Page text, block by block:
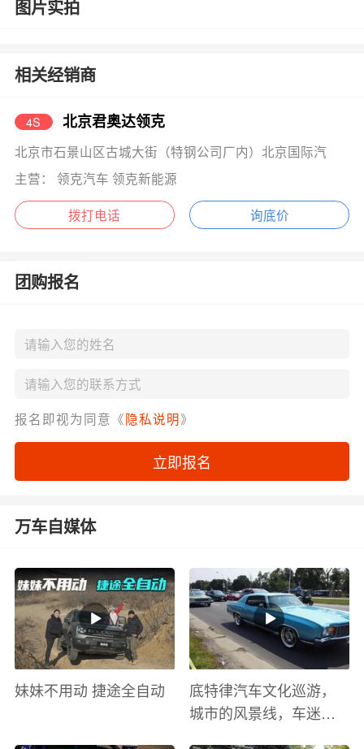
图片实拍
相关经销商
4S 北京君奥达领克
北京市石景山区古城大街（特钢公司厂内）北京国际汽
主营： 领克汽车 领克新能源
拨打电话 询底价
团购报名
报名即视为同意《隐私说明》
立即报名
万车自媒体
妹妹不用动 捷途全自动
底特律汽车文化巡游，
城市的风景线，车迷的